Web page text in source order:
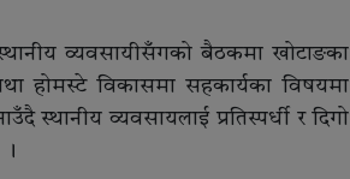
स्थानीय व्यवसायीसँगको बैठकमा खोटाङका
होमस्टे विकासमा सहकार्यका विषयमा
स्थानीय व्यवसायलाई प्रतिस्पर्धी र दिगो